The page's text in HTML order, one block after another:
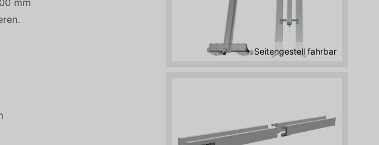
Seitengestell fahrbar